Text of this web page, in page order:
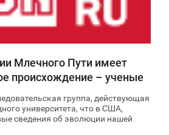
Млечного Пути имеет
происхождение – ученые
группа, действующая
университета, что в США,
сведения об эволюции нашей